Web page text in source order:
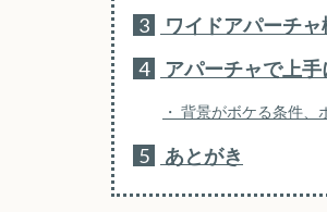
3
ワイドアパーチ
4
アパーチャで上
背景がボケる条件、
5 あとがき